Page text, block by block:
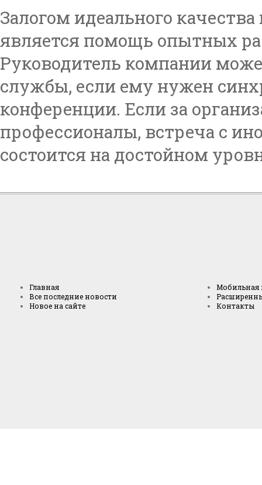
Залогом идеального
является помощь опытных
Руководитель компании
службы, если ему нужен
конференции. Если за
профессионалы, встреча с
состоится на достойном
Главная
Все последние новости
Новое на сайте
Мобильная
Контакты